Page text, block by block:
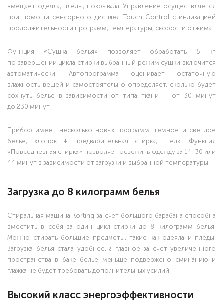
вмещает одеяла, пледы, покрывала. Управление осуществляется
при помощи сенсорного дисплея Touch Control с индикацией
продолжительности программ, температуры, скорости отжима.
Функция «Сушка белья» позволяет обработать 5 кг,
по завершении цикла стирки выбранный режим сушки включится
автоматически. Автопрограмма оценивает остаточную
влажность вещей и самостоятельно определяет, сколько будет
сохнуть белье в зависимости от типа ткани — от 30 минут
до 230 минут.
Прибор имеет несколько новых программ: темное и светлое
белье, хлопок + предварительная стирка, шелк. Функция
«Повседневная стирка» позволяет освежить одежду за 14, 30 или
44 минут в зависимости от загрузки и выбранной температуры.
Загрузка до 8 килограмм белья
Стиральная машина Korting за счет большого барабана способна
вместить в себя за один цикл стирки до 8 килограмм белья.
Можно стирать большие предметы, такие как одеяла и пледы.
Загрузка белья стала удобнее, а главное за счет увеличенного
пространства в баке белье меньше подвержено сминанию и
глажка не будет требовать дополнительных усилий.
Высокий класс энергоэффективности